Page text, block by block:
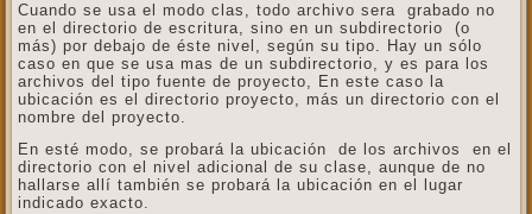
Cuando se usa el modo clas, todo archivo sera grabado no
en el directorio de escritura, sino en un subdirectorio (o
más) por debajo de éste nivel, según su tipo. Hay un sólo
caso en que se usa mas de un subdirectorio, y es para los
archivos del tipo fuente de proyecto, En este caso la
ubicación es el directorio proyecto, más un directorio con el
nombre del proyecto.
En esté modo, se probará la ubicación de los archivos en el
directorio con el nivel adicional de su clase, aunque de no
hallarse allí también se probará la ubicación en el lugar
indicado exacto.